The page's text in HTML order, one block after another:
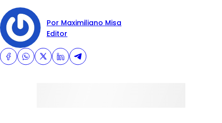
Por Maximiliano Misa
Editor